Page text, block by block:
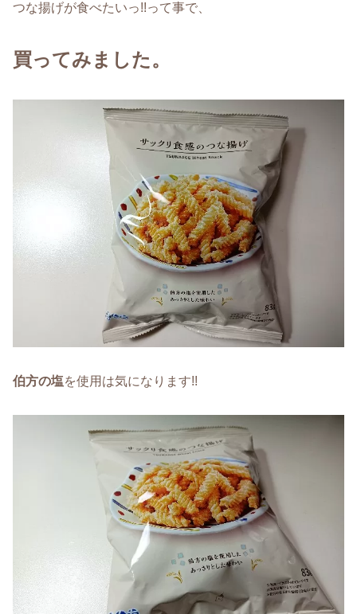
つな揚げが食べたいっ!!って事で、
買ってみました。
伯方の塩を使用は気になります!!